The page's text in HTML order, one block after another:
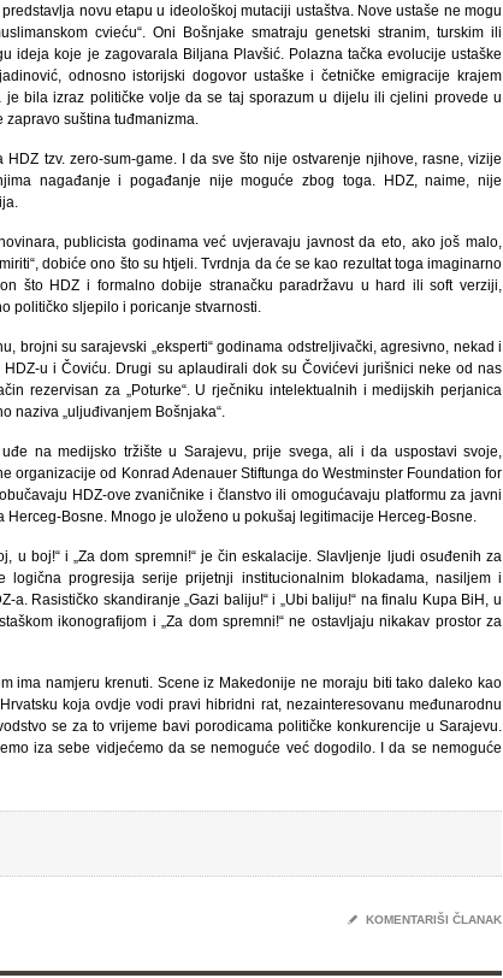
novu etapu u ideološkoj mutaciji ustaštva. Nove ustaše ne mogu
cvieću“. Oni Bošnjake smatraju genetski stranim, turskim ili
ideja koje je zagovarala Biljana Plavšić. Polazna tačka evolucije ustaške
odnosno istorijski dogovor ustaške i četničke emigracije krajem
je bila izraz političke volje da se taj sporazum u dijelu ili cjelini provede u
zapravo suština tuđmanizma.
tzv. zero-sum-game. I da sve što nije ostvarenje njihove, rasne, vizije
nagađanje i pogađanje nije moguće zbog toga. HDZ, naime, nije
publicista godinama već uvjeravaju javnost da eto, ako još malo,
dobiće ono što su htjeli. Tvrdnja da će se kao rezultat toga imaginarno
što HDZ i formalno dobije stranačku paradržavu u hard ili soft verziji,
političko sljepilo i poricanje stvarnosti.
brojni su sarajevski „eksperti“ godinama odstreljivački, agresivno, nekad i
u i Čoviću. Drugi su aplaudirali dok su Čovićevi jurišnici neke od nas
rezervisan za „Poturke“. U rječniku intelektualnih i medijskih perjanica
naziva „uljuđivanjem Bošnjaka“.
na medijsko tržište u Sarajevu, prije svega, ali i da uspostavi svoje,
organizacije od Konrad Adenauer Stiftunga do Westminster Foundation for
HDZ-ove zvaničnike i članstvo ili omogućavaju platformu za javni
Bosne. Mnogo je uloženo u pokušaj legitimacije Herceg-Bosne.
u boj!“ i „Za dom spremni!“ je čin eskalacije. Slavljenje ljudi osuđenih za
progresija serije prijetnji institucionalnim blokadama, nasiljem i
Rasističko skandiranje „Gazi baliju!“ i „Ubi baliju!“ na finalu Kupa BiH, u
ikonografijom i „Za dom spremni!“ ne ostavljaju nikakav prostor za
ima namjeru krenuti. Scene iz Makedonije ne moraju biti tako daleko kao
koja ovdje vodi pravi hibridni rat, nezainteresovanu međunarodnu
se za to vrijeme bavi porodicama političke konkurencije u Sarajevu.
iza sebe vidjećemo da se nemoguće već dogodilo. I da se nemoguće
✎ KOMENTARIŠI ČLANAK